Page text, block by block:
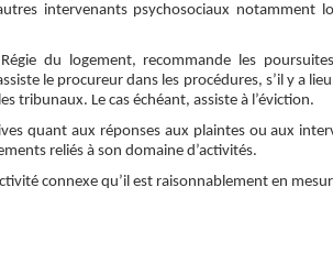
intervenants psychosociaux notamment
du logement, recommande les
le procureur dans les procédures, s’il y a
tribunaux. Le cas échéant, assiste à l’éviction.
quant aux réponses aux plaintes ou aux
reliés à son domaine d’activités.
connexe qu’il est raisonnablement en